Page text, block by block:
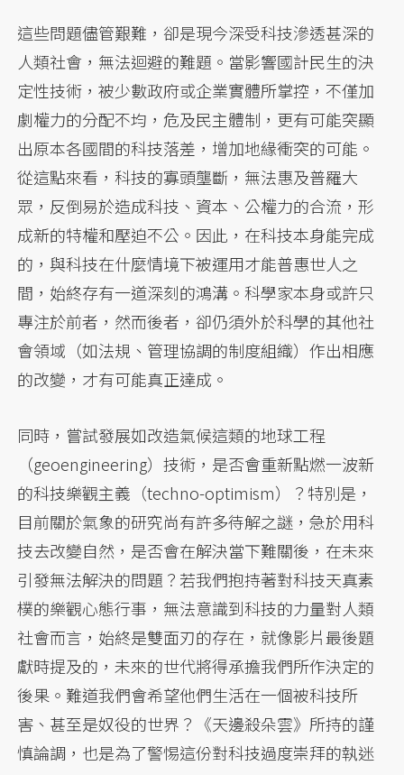
這些問題儘管艱難，卻是現今深受科技滲透甚深的
人類社會，無法迴避的難題。當影響國計民生的決
定性技術，被少數政府或企業實體所掌控，不僅加
劇權力的分配不均，危及民主體制，更有可能突顯
出原本各國間的科技落差，增加地緣衝突的可能。
從這點來看，科技的寡頭壟斷，無法惠及普羅大
眾，反倒易於造成科技、資本、公權力的合流，形
成新的特權和壓迫不公。因此，在科技本身能完成
的，與科技在什麼情境下被運用才能普惠世人之
間，始終存有一道深刻的鴻溝。科學家本身或許只
專注於前者，然而後者，卻仍須外於科學的其他社
會領域（如法規、管理協調的制度組織）作出相應
的改變，才有可能真正達成。
同時，嘗試發展如改造氣候這類的地球工程
（geoengineering）技術，是否會重新點燃一波新
的科技樂觀主義（techno-optimism）？特別是，
目前關於氣象的研究尚有許多待解之謎，急於用科
技去改變自然，是否會在解決當下難關後，在未來
引發無法解決的問題？若我們抱持著對科技天真素
樸的樂觀心態行事，無法意識到科技的力量對人類
社會而言，始終是雙面刃的存在，就像影片最後題
獻時提及的，未來的世代將得承擔我們所作決定的
後果。難道我們會希望他們生活在一個被科技所
害、甚至是奴役的世界？《天邊殺朵雲》所持的謹
慎論調，也是為了警惕這份對科技過度崇拜的執迷